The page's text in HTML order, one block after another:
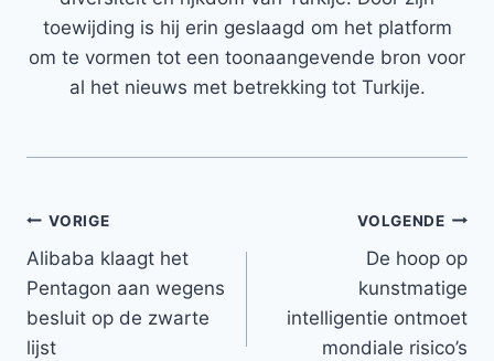
toewijding is hij erin geslaagd om het platform
om te vormen tot een toonaangevende bron voor
al het nieuws met betrekking tot Turkije.
Bericht
navigatie
VORIGE
Alibaba klaagt het
Pentagon aan wegens
besluit op de zwarte
lijst
VOLGENDE
De hoop op
kunstmatige
intelligentie ontmoet
mondiale risico’s